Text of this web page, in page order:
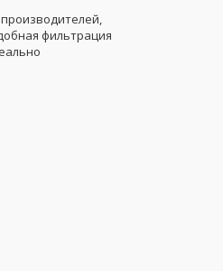
фильтрация